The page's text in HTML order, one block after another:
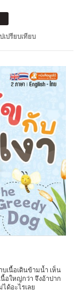
เปรียบเทียบ
เนื้อเดินข้ามน้ำ เห็น
อใหญ่กว่า จึงอ้าปาก
ด้อะไรเลย